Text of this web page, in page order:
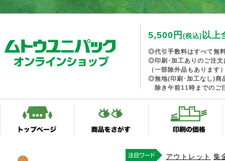
5,500円 (税込)以上
◎代引手数料はすべて無
◎印刷･加工ありのご注文
（一部除外品もあります
◎無地(印刷･加工なし)商
除き午前11時までのご
アウトレット 集